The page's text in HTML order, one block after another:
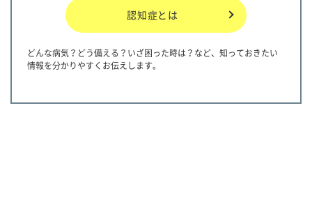
認知症とは
どんな病気？どう備える？いざ困った時は？など、知っておきたい
情報を分かりやすくお伝えします。